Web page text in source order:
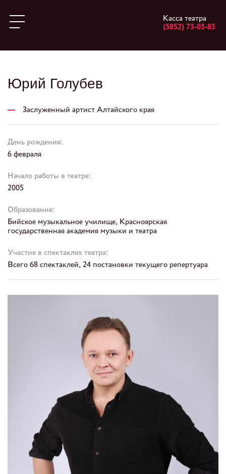
Касса театра
(3852) 73-03-83
Юрий Голубев
Заслуженный артист Алтайского края
День рождения:
6 февраля
Начало работы в театре:
2005
Образование:
Бийское музыкальное училище, Красноярская
государственная академия музыки и театра
Участие в спектаклях театра:
Всего 68 спектаклей, 24 постановки текущего репертуара